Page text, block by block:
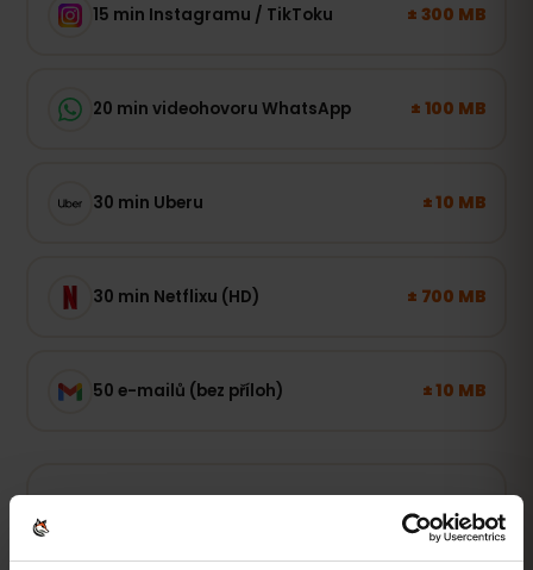
15 min Instagramu / TikToku ± 300 MB
20 min videohovoru WhatsApp ± 100 MB
30 min Uberu ± 10 MB
30 min Netflixu (HD) ± 700 MB
50 e-mailů (bez příloh) ± 10 MB
Mapy, WhatsApp a e-mail – online, když je to
potřeba.